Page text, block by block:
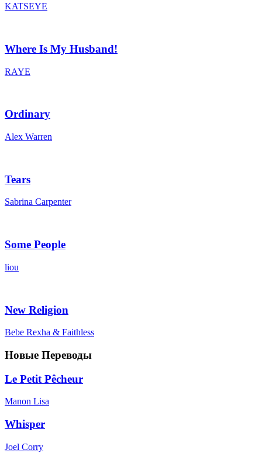
KATSEYE
Where Is My Husband!
RAYE
Ordinary
Alex Warren
Tears
Sabrina Carpenter
Some People
liou
New Religion
Bebe Rexha & Faithless
Новые Переводы
Le Petit Pêcheur
Manon Lisa
Whisper
Joel Corry